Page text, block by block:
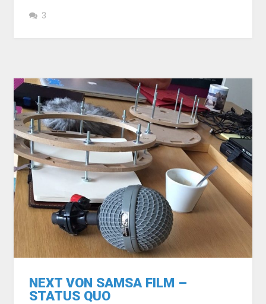
3
NEXT VON SAMSA FILM –
STATUS QUO